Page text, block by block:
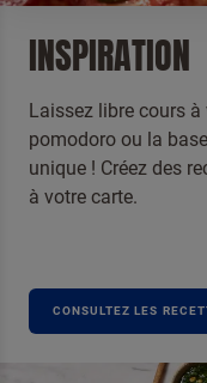
INSPIRATION
Laissez libre cours
pomodoro ou la
unique ! Créez des
à votre carte.
CONSULTEZ LES